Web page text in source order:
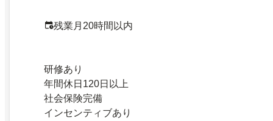
残業月20時間以内
研修あり
年間休日120日以上
社会保険完備
インセンティブあり